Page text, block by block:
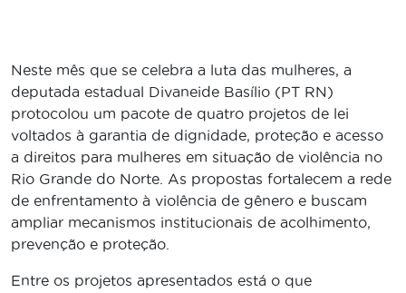
Neste mês que se celebra a luta das mulheres, a
deputada estadual Divaneide Basílio (PT RN)
protocolou um pacote de quatro projetos de lei
voltados à garantia de dignidade, proteção e acesso
a direitos para mulheres em situação de violência no
Rio Grande do Norte. As propostas fortalecem a rede
de enfrentamento à violência de gênero e buscam
ampliar mecanismos institucionais de acolhimento,
prevenção e proteção.
Entre os projetos apresentados está o que